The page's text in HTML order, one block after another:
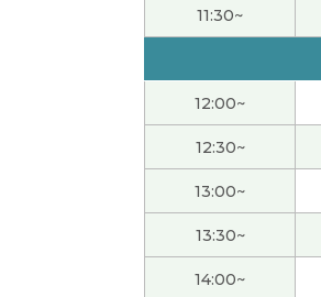
谢谢老师！我课后复习
谢谢！下次再聊咯！
今天聊了短途旅游的话
また会えましたね
谢谢老师！翻译这个事
11:30~
12:00~
12:30~
13:00~
13:30~
14:00~